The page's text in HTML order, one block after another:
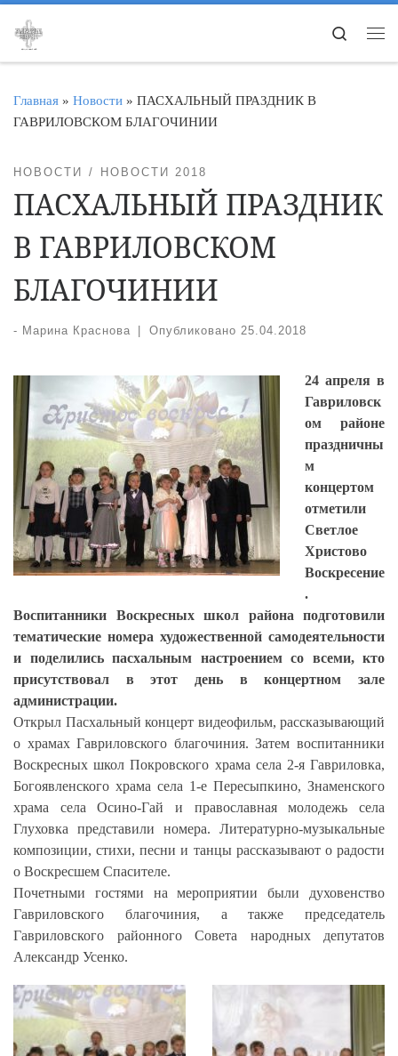
Перейти к содержимому
Search
Главная » Новости » ПАСХАЛЬНЫЙ ПРАЗДНИК В
ГАВРИЛОВСКОМ БЛАГОЧИНИИ
НОВОСТИ НОВОСТИ 2018
ПАСХАЛЬНЫЙ ПРАЗДНИК
В ГАВРИЛОВСКОМ
БЛАГОЧИНИИ
- Марина Краснова Опубликовано 25.04.2018
24 апреля в
Гавриловск
ом районе
праздничны
м
концертом
отметили
Светлое
Христово
Воскресение
.
Воспитанники Воскресных школ района подготовили
тематические номера художественной самодеятельности
и поделились пасхальным настроением со всеми, кто
присутствовал в этот день в концертном зале
администрации.
Открыл Пасхальный концерт видеофильм, рассказывающий
о храмах Гавриловского благочиния. Затем воспитанники
Воскресных школ Покровского храма села 2-я Гавриловка,
Богоявленского храма села 1-е Пересыпкино, Знаменского
храма села Осино-Гай и православная молодежь села
Глуховка представили номера. Литературно-музыкальные
композиции, стихи, песни и танцы рассказывают о радости
о Воскресшем Спасителе.
Почетными гостями на мероприятии были духовенство
Гавриловского благочиния, а также председатель
Гавриловского районного Совета народных депутатов
Александр Усенко.